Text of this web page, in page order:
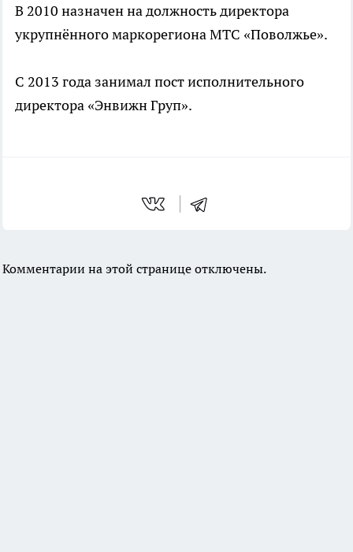
В 2010 назначен на должность директора
укрупнённого маркорегиона МТС «Поволжье».
С 2013 года занимал пост исполнительного
директора «Энвижн Груп».
Комментарии на этой странице отключены.